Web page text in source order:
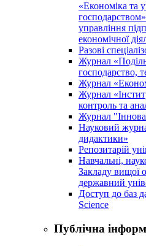
«Економіка та
управління
економічної
Разові
Журнал
господарство,
Журнал
Журнал
контроль та
Журнал
Науковий
дидактики»
Репозитарій
Навчальні,
Закладу вищої
державний
Доступ до баз
Science
Публічна